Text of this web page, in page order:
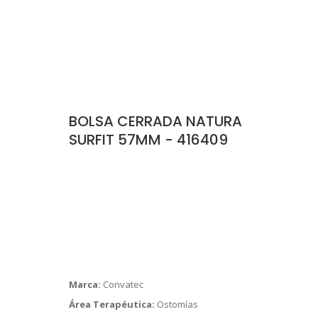
BOLSA CERRADA NATURA
SURFIT 57MM - 416409
Marca: Convatec
Área Terapéutica: Ostomías